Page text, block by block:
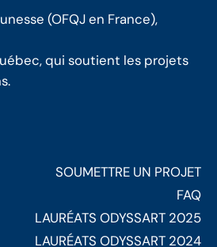
(OFQJ en France),
qui soutient les projets
SOUMETTRE UN PROJET
FAQ
LAURÉATS ODYSSART 2025
LAURÉATS ODYSSART 2024